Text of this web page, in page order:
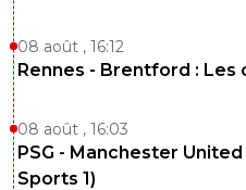
08 août , 16:12
Rennes - Brentford : Les
08 août , 16:03
PSG - Manchester
Sports 1)